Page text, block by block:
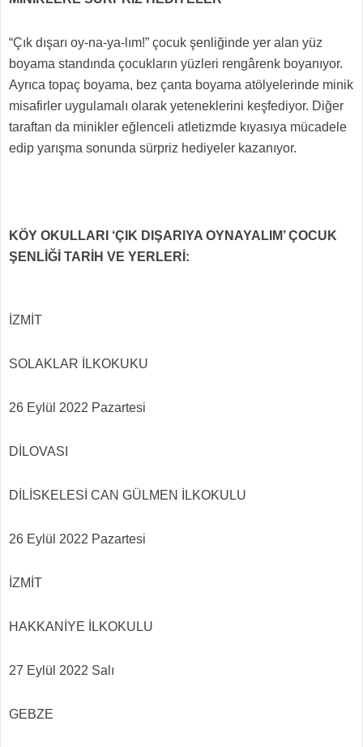
“Çık dışarı oy-na-ya-lım!” çocuk şenliğinde yer alan yüz
boyama standında çocukların yüzleri rengârenk boyanıyor.
Ayrıca topaç boyama, bez çanta boyama atölyelerinde minik
misafirler uygulamalı olarak yeteneklerini keşfediyor. Diğer
taraftan da minikler eğlenceli atletizmde kıyasıya mücadele
edip yarışma sonunda sürpriz hediyeler kazanıyor.
KÖY OKULLARI ‘ÇIK DIŞARIYA OYNAYALIM’ ÇOCUK
ŞENLİĞİ TARİH VE YERLERİ:
İZMİT
SOLAKLAR İLKOKUKU
26 Eylül 2022 Pazartesi
DİLOVASI
DİLİSKELESİ CAN GÜLMEN İLKOKULU
26 Eylül 2022 Pazartesi
İZMİT
HAKKANİYE İLKOKULU
27 Eylül 2022 Salı
GEBZE